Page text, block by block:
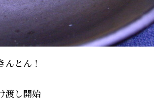
とん！
渡し開始